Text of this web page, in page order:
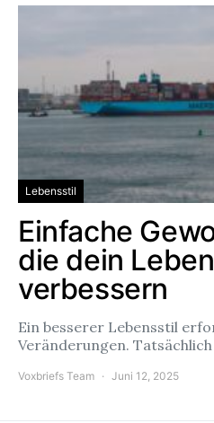
Lebensstil
Einfache
die dein
verbessern
Ein besserer Lebensstil
Veränderungen.
Voxbriefs Team Juni 12, 2025